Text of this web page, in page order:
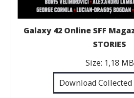
Galaxy 42 Online SFF
STORIES
Size: 1,18 MB
Download